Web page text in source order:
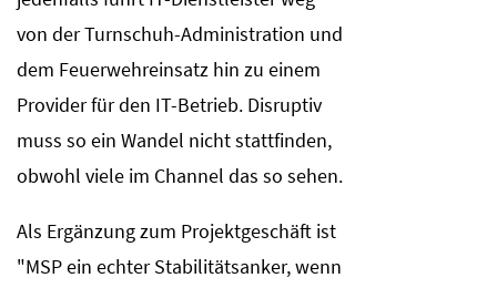
von der Turnschuh-Administration und
dem Feuerwehreinsatz hin zu einem
Provider für den IT-Betrieb. Disruptiv
muss so ein Wandel nicht stattfinden,
obwohl viele im Channel das so sehen.
Als Ergänzung zum Projektgeschäft ist
"MSP ein echter Stabilitätsanker, wenn